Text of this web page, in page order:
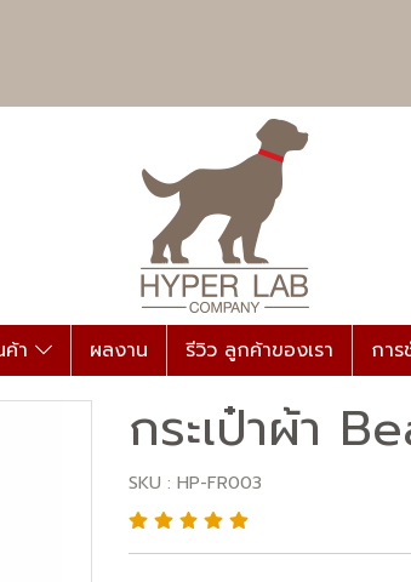
า ผลงาน รีวิว ลูกค้าของเรา การ
กระเป๋าผ้า
SKU : HP-FR003